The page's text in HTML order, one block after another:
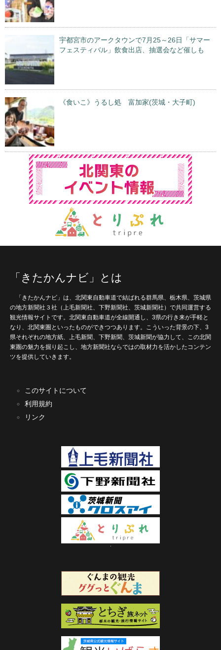
宇都宮市のアークタウンで7月25～26日「サマー
フェスティバル」飲食出店、抽選会など催しも
《食いこ》うるし処 富加家(茨城・大子町)
「きたかんナビ」とは
「きたかんナビ」は、北関東自動車道で結ばれる群馬県、栃木県、茨城県
の地方新聞社３社（上毛新聞社、下野新聞社、茨城新聞社）で共同運営する
観光情報サイトです。北関東自動車道が全線開通し、3県の行き来が手軽と
なり、北関東圏といったものができつつあります。こういった背景の下、3
県それぞれの地方紙、上毛新聞、下野新聞、茨城新聞が協力して、この北関
東圏の魅力を掘り起こし、地方新聞社ならではの取材力を活かしたコンテン
ツを提供していきます。
このサイトについて
利用規約
リンク